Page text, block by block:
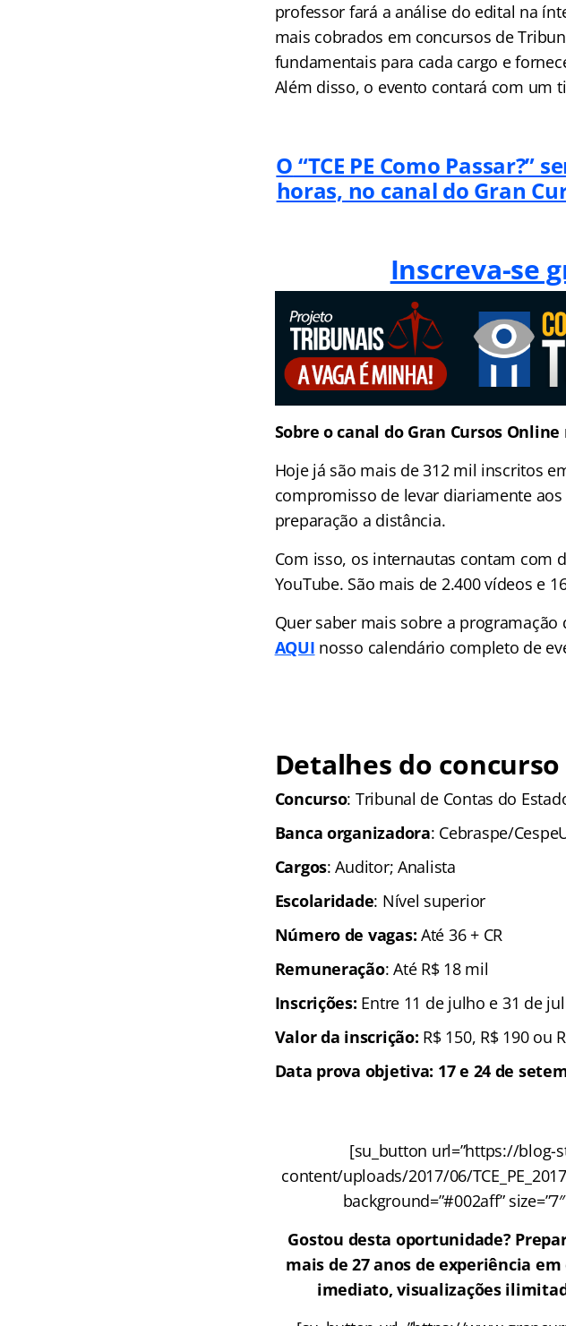
professor fará a análise do edital na
mais cobrados em concursos de
fundamentais para cada cargo e
Além disso, o evento contará com um
O “TCE PE Como
horas, no canal do Gran
Inscreva-se
Sobre o canal do Gran Cursos
Hoje já são mais de 312 mil inscritos
compromisso de levar diariamente
preparação a distância.
Com isso, os internautas contam com
YouTube. São mais de 2.400 vídeos e
Quer saber mais sobre a
AQUI nosso calendário completo de
Detalhes do concurso
Concurso: Tribunal de Contas do
Banca organizadora: Cebraspe/
Cargos: Auditor; Analista
Escolaridade: Nível superior
Número de vagas: Até 36 + CR
Remuneração: Até R$ 18 mil
Inscrições: Entre 11 de julho e 31 de
Valor da inscrição: R$ 150, R$ 190 ou
Data prova objetiva: 17 e 24 de
[su_button url=”https://
content/uploads/2017/06/
background=”#002aff”
Gostou desta oportunidade?
mais de 27 anos de experiência
imediato, visualizações